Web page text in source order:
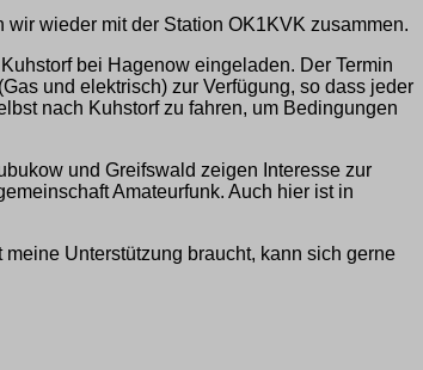
wieder mit der Station OK1KVK zusammen.
bei Hagenow eingeladen. Der Termin
und elektrisch) zur Verfügung, so dass jeder
nach Kuhstorf zu fahren, um Bedingungen
und Greifswald zeigen Interesse zur
Amateurfunk. Auch hier ist in
Unterstützung braucht, kann sich gerne